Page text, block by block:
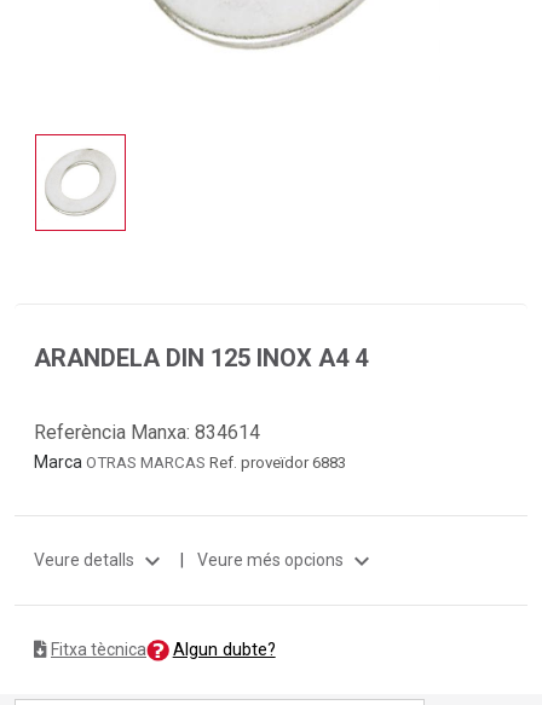
ARANDELA DIN 125 INOX A4 4
Referència Manxa: 834614
Marca OTRAS MARCAS Ref. proveïdor 6883
Veure detalls expand_more | Veure més opcions expand_more
Fitxa tècnica Algun dubte?